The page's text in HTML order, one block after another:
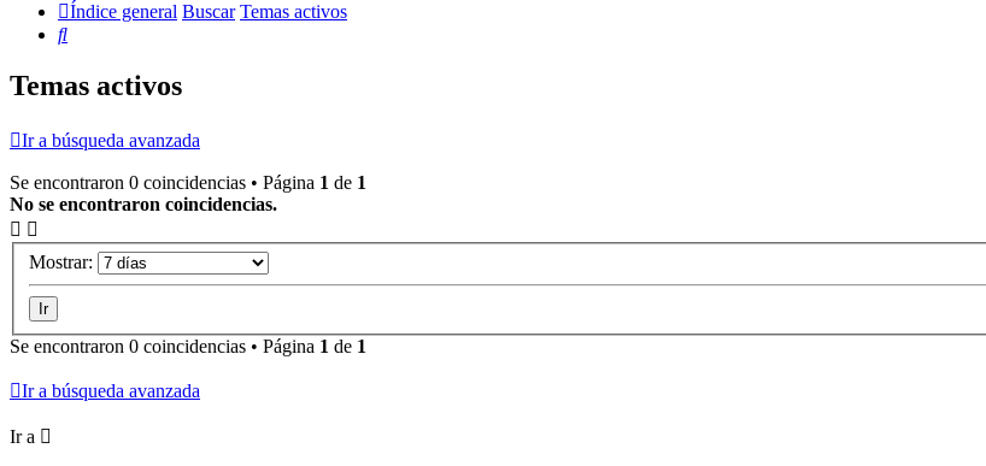
Índice general Buscar Temas activos
Buscar
Temas activos
Ir a búsqueda avanzada
Se encontraron 0 coincidencias • Página 1 de 1
No se encontraron coincidencias.
Mostrar:
Se encontraron 0 coincidencias • Página 1 de 1
Ir a búsqueda avanzada
Ir a